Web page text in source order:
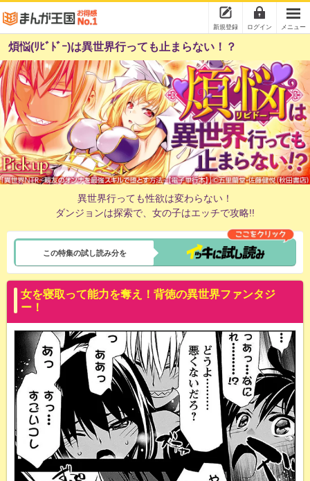
新規登録 ログイン メニュー
煩悩(ﾘﾋﾞﾄﾞｰ)は異世界行っても止まらない！？
異世界行っても性欲は変わらない！
ダンジョンは探索で、女の子はエッチで攻略!!
この特集の試し読み分を
女を寝取って能力を奪え！背徳の異世界ファンタジ
ー！